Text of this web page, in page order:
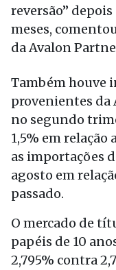
reversão”
meses,
da Avalon
Também houve
provenientes da
no segundo
1,5% em relação
as importações
agosto em
passado.
O mercado de
papéis de 10
2,795% contra